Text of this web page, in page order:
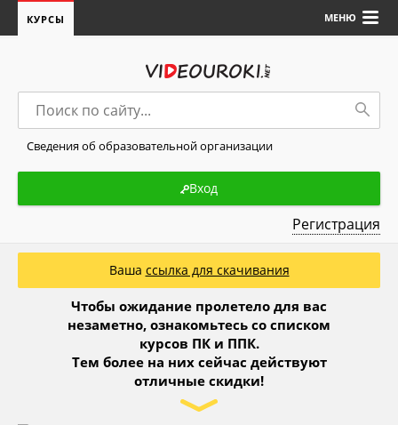
МЕНЮ
КУРСЫ
Сведения об образовательной организации
Вход
Регистрация
Ваша ссылка для скачивания
Чтобы ожидание пролетело для вас
незаметно, ознакомьтесь со списком
курсов ПК и ППК.
Тем более на них сейчас действуют
отличные скидки!